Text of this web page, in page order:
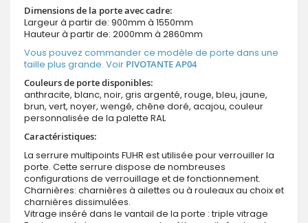
Dimensions de la porte avec cadre:
Largeur à partir de: 900mm à 1550mm
Hauteur à partir de: 2000mm à 2860mm
Vous pouvez commander ce modèle de porte dans une
taille plus grande. Voir PIVOTANTE AP04
Couleurs de porte disponibles:
anthracite, blanc, noir, gris argenté, rouge, bleu, jaune,
brun, vert, noyer, wengé, chêne doré, acajou, couleur
personnalisée de la palette RAL
Caractéristiques:
La serrure multipoints FUHR est utilisée pour verrouiller la
porte. Cette serrure dispose de nombreuses
configurations de verrouillage et de fonctionnement.
Charnières: charnières à ailettes ou à rouleaux au choix et
charnières dissimulées.
Vitrage inséré dans le vantail de la porte : triple vitrage